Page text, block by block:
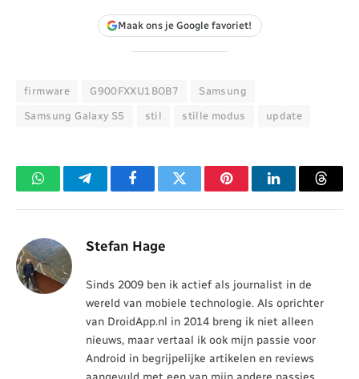
Maak ons je Google favoriet!
firmware G900FXXU1BOB7 Samsung
Samsung Galaxy S5 stil stille modus update
WhatsAppTelegramFacebookTwitter PinterestLinkedIn
Stefan Hage
Sinds 2009 ben ik actief als journalist in de
wereld van mobiele technologie. Als oprichter
van DroidApp.nl in 2014 breng ik niet alleen
nieuws, maar vertaal ik ook mijn passie voor
Android in begrijpelijke artikelen en reviews